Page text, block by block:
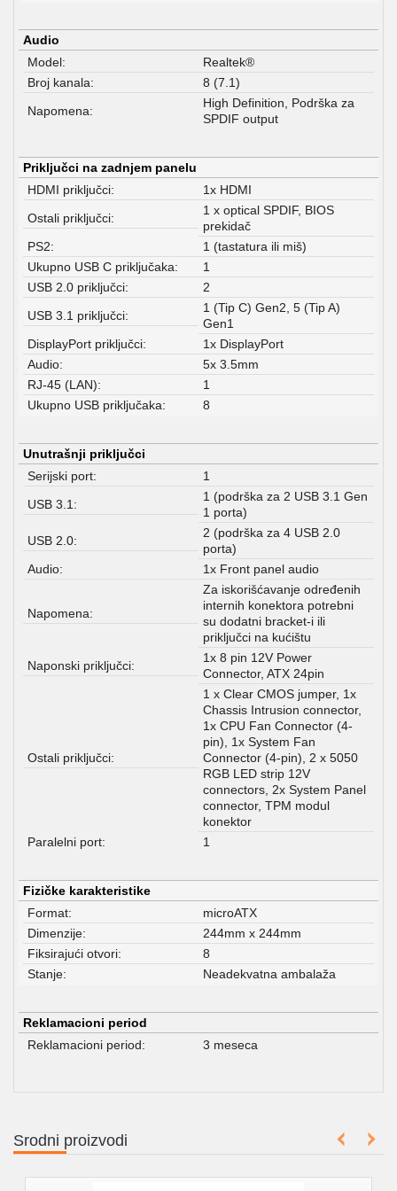
Audio
Model:
Realtek®
Broj kanala:
8 (7.1)
Napomena:
High Definition, Podrška za
SPDIF output
Priključci na zadnjem panelu
HDMI priključci:
1x HDMI
Ostali priključci:
1 x optical SPDIF, BIOS
prekidač
PS2:
1 (tastatura ili miš)
Ukupno USB C priključaka:
1
USB 2.0 priključci:
2
USB 3.1 priključci:
1 (Tip C) Gen2, 5 (Tip A)
Gen1
DisplayPort priključci:
1x DisplayPort
Audio:
5x 3.5mm
RJ-45 (LAN):
1
Ukupno USB priključaka:
8
Unutrašnji priključci
Serijski port:
1
USB 3.1:
1 (podrška za 2 USB 3.1 Gen
1 porta)
USB 2.0:
2 (podrška za 4 USB 2.0
porta)
Audio:
1x Front panel audio
Napomena:
Za iskorišćavanje određenih
internih konektora potrebni
su dodatni bracket-i ili
priključci na kućištu
Naponski priključci:
1x 8 pin 12V Power
Connector, ATX 24pin
Ostali priključci:
1 x Clear CMOS jumper, 1x
Chassis Intrusion connector,
1x CPU Fan Connector (4-
pin), 1x System Fan
Connector (4-pin), 2 x 5050
RGB LED strip 12V
connectors, 2x System Panel
connector, TPM modul
konektor
Paralelni port:
1
Fizičke karakteristike
Format:
microATX
Dimenzije:
244mm x 244mm
Fiksirajući otvori:
8
Stanje:
Neadekvatna ambalaža
Reklamacioni period
Reklamacioni period:
3 meseca
Srodni proizvodi